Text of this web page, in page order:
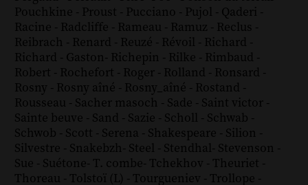
Pouchkine - Proust - Pucciano - Pujol - Qaderi -
Racine - Radcliffe - Rameau - Ramuz - Reclus -
Reibrach - Renard - Reuzé - Révoil - Richard -
Richard - Gaston- Richepin - Rilke - Rimbaud -
Robert - Rochefort - Roger - Rolland - Ronsard -
Rosny - Rosny aîné - Rosny_aîné - Rostand -
Rousseau - Sacher masoch - Sade - Saint victor -
Sainte beuve - Sand - Sazie - Scholl - Schwab -
Schwob - Scott - Serena - Shakespeare - Silion -
Silvestre - Snakebzh- Steel - Stendhal- Stevenson -
Sue - Suétone- T. combe- Tchekhov - Theuriet -
Thoreau - Tolstoï (L) - Tourgueniev - Trollope -